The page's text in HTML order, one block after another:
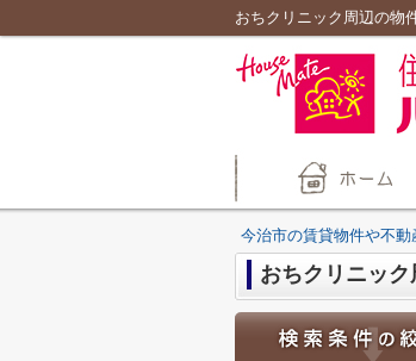
おちクリニック周辺の物
今治市の賃貸物件や不
おちクリニッ